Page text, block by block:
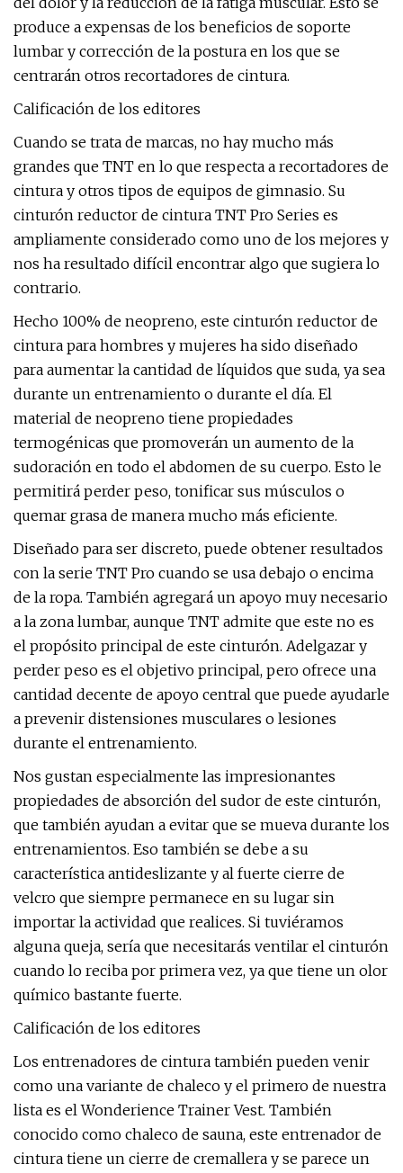
produce a expensas de los beneficios de soporte
lumbar y corrección de la postura en los que se
centrarán otros recortadores de cintura.
Calificación de los editores
Cuando se trata de marcas, no hay mucho más
grandes que TNT en lo que respecta a recortadores de
cintura y otros tipos de equipos de gimnasio. Su
cinturón reductor de cintura TNT Pro Series es
ampliamente considerado como uno de los mejores y
nos ha resultado difícil encontrar algo que sugiera lo
contrario.
Hecho 100% de neopreno, este cinturón reductor de
cintura para hombres y mujeres ha sido diseñado
para aumentar la cantidad de líquidos que suda, ya sea
durante un entrenamiento o durante el día. El
material de neopreno tiene propiedades
termogénicas que promoverán un aumento de la
sudoración en todo el abdomen de su cuerpo. Esto le
permitirá perder peso, tonificar sus músculos o
quemar grasa de manera mucho más eficiente.
Diseñado para ser discreto, puede obtener resultados
con la serie TNT Pro cuando se usa debajo o encima
de la ropa. También agregará un apoyo muy necesario
a la zona lumbar, aunque TNT admite que este no es
el propósito principal de este cinturón. Adelgazar y
perder peso es el objetivo principal, pero ofrece una
cantidad decente de apoyo central que puede ayudarle
a prevenir distensiones musculares o lesiones
durante el entrenamiento.
Nos gustan especialmente las impresionantes
propiedades de absorción del sudor de este cinturón,
que también ayudan a evitar que se mueva durante los
entrenamientos. Eso también se debe a su
característica antideslizante y al fuerte cierre de
velcro que siempre permanece en su lugar sin
importar la actividad que realices. Si tuviéramos
alguna queja, sería que necesitarás ventilar el cinturón
cuando lo reciba por primera vez, ya que tiene un olor
químico bastante fuerte.
Calificación de los editores
Los entrenadores de cintura también pueden venir
como una variante de chaleco y el primero de nuestra
lista es el Wonderience Trainer Vest. También
conocido como chaleco de sauna, este entrenador de
cintura tiene un cierre de cremallera y se parece un